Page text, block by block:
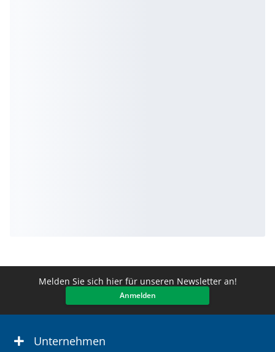
Melden Sie sich hier für unseren Newsletter an!
Anmelden
Unternehmen